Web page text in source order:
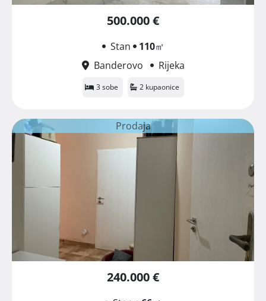
500.000 €
Stan 110㎡
Banderovo
Rijeka
3 sobe 2 kupaonice
Prodaja
240.000 €